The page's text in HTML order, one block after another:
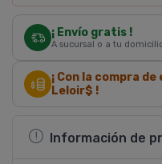
¡ Envío gratis !
A sucursal o a tu
¡ Con la compra
Leloir$ !
Información de